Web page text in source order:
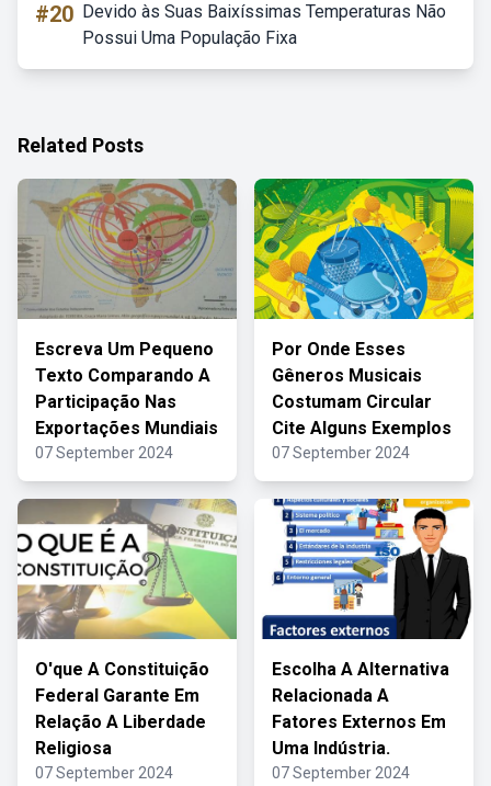
#20 Devido às Suas Baixíssimas Temperaturas Não
Possui Uma População Fixa
Related Posts
Escreva Um Pequeno
Texto Comparando A
Participação Nas
Exportações Mundiais
07 September 2024
Por Onde Esses
Gêneros Musicais
Costumam Circular
Cite Alguns Exemplos
07 September 2024
O'que A Constituição
Federal Garante Em
Relação A Liberdade
Religiosa
07 September 2024
Escolha A Alternativa
Relacionada A
Fatores Externos Em
Uma Indústria.
07 September 2024